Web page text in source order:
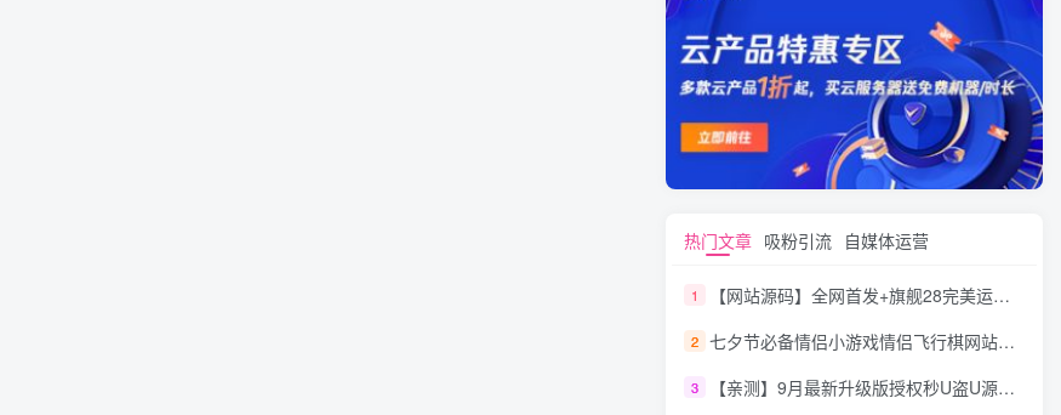
热门文章 吸粉引流 自媒体运营
1 【网站源码】全网首发+旗舰28完美运营Java版高仿28圈+彩种丰富+机器人+眯牌
2 七夕节必备情侣小游戏情侣飞行棋网站源码
3 【亲测】9月最新升级版授权秒U盗U源码/四链盗U源码/自带提币接口